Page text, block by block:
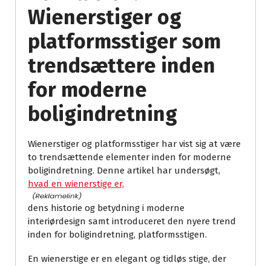
Wienerstiger og
platformsstiger som
trendsættere inden
for moderne
boligindretning
Wienerstiger og platformsstiger har vist sig at være
to trendsættende elementer inden for moderne
boligindretning. Denne artikel har undersøgt,
hvad en wienerstige er,
dens historie og betydning i moderne
interiørdesign samt introduceret den nyere trend
inden for boligindretning, platformsstigen.
En wienerstige er en elegant og tidløs stige, der